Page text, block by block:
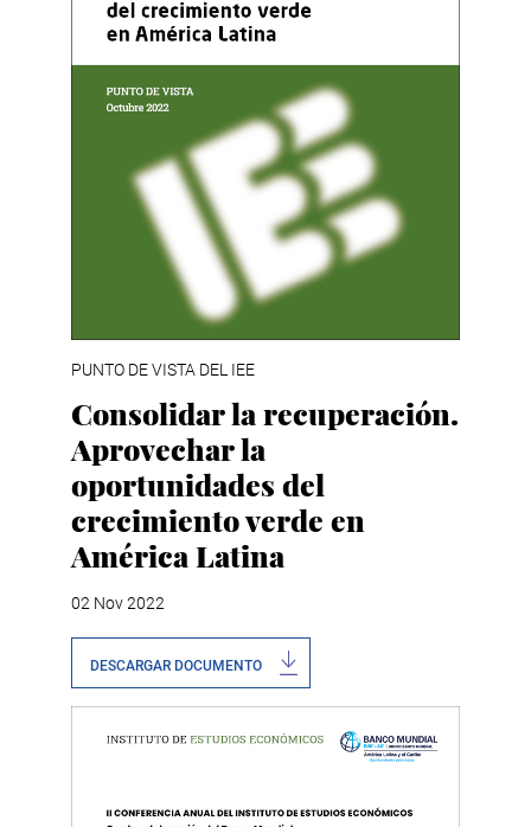
PUNTO DE VISTA DEL IEE
Consolidar la recuperación.
Aprovechar la
oportunidades del
crecimiento verde en
América Latina
02 Nov 2022
DESCARGAR DOCUMENTO